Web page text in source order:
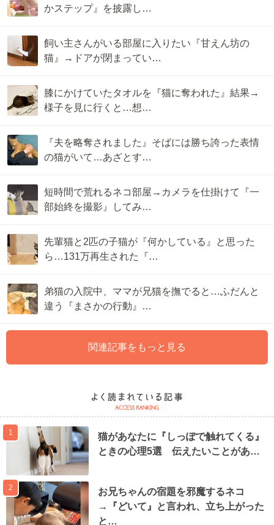
かステップ』を披露し…
飼い主さんがいる部屋に入りたい『甘えん坊の
猫』→ドアが閉まってい…
膝にかけていたタオルを『猫に奪われた』結果→
様子を見に行くと…想…
『夫を略奪されました』そばには勝ち誇った表情
の猫がいて…あざとす…
短時間で荒れるネコ部屋→カメラを仕掛けて『一
部始終を撮影』してみ…
先輩猫と2匹の子猫が『何かしている』と思った
ら…131万再生された『…
弟猫の入院中、ママが兄猫を撫でると…ふだんと
違う『まさかの行動』…
関連記事をもっと見る
1
猫があなたに『しっぽで触れてくる』
ときの心理5選 伝えたいことがあ…
2
お兄ちゃんの宿題を邪魔するネコ
→『どいて』と言われ、立ち上がった
と…